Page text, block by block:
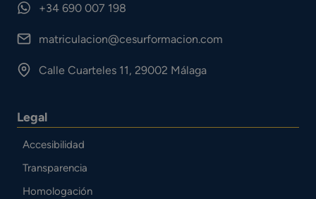
+34 690 007 198
matriculacion@cesurformacion.com
Calle Cuarteles 11, 29002 Málaga
Legal
Accesibilidad
Transparencia
Homologación